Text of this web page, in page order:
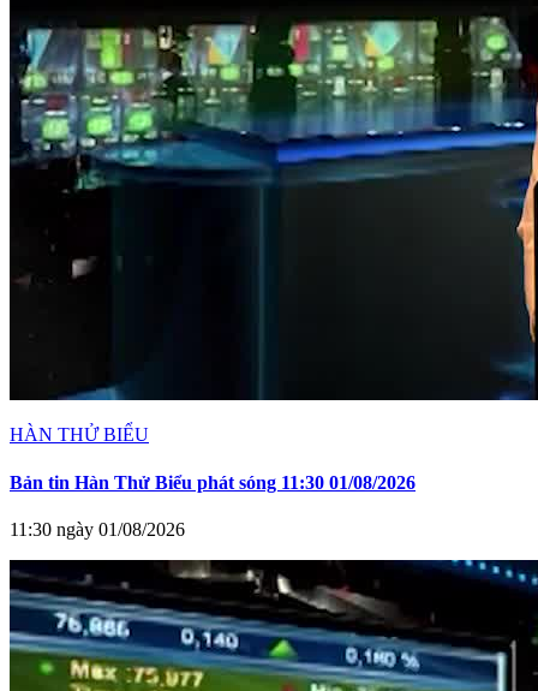
HÀN THỬ BIỂU
Bản tin Hàn Thử Biểu phát sóng 11:30 01/08/2026
11:30 ngày 01/08/2026